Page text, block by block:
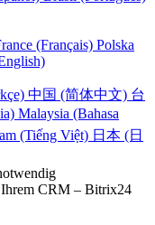
(Français) Polska
中国 (简体中文) 台
Malaysia (Bahasa
(Tiếng Việt) 日本 (日
CRM – Bitrix24